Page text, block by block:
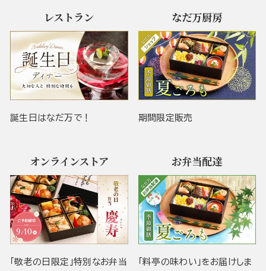
レストラン
誕生日はなだ万で！
なだ万厨房
期間限定販売
オンラインストア
「敬老の日限定」特別なお弁当
お弁当配達
「料亭の味わい」をお届けしま